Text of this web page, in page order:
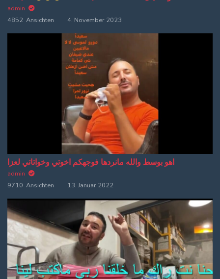
admin
4852 Ansichten
4. November 2023
اهو بوسط والله مانردها فوجهكم اخوتي وخواتاتي لعزا
admin
9710 Ansichten
13. Januar 2022